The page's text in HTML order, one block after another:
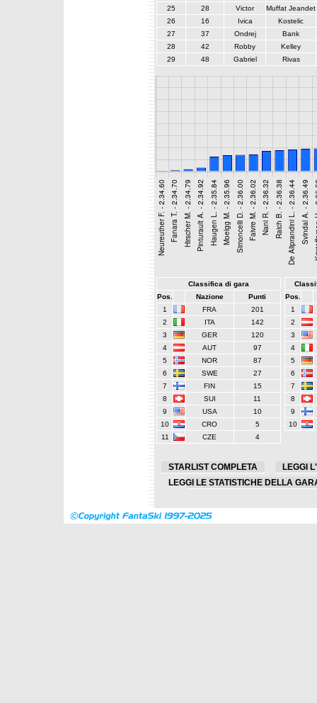
25
28 Victor
Muffat Jeandet
26
16 Ivica
Kostelic
27
37 Ondrej
Bank
28
42 Robby
Kelley
29
48 Gabriel Rivas
Classifica di gara
Pos.
Nazione
Punti
1
FRA
201
2
ITA
142
3
GER
120
4
AUT
97
5
NOR
87
6
SWE
27
7
FIN
15
8
SUI
11
9
USA
10
10
CRO
5
11
CZE 4
Pos.
1
2
3
4
5
6
7
8
9
10
STARLIST COMPLETA
LEGGI
LEGGI LE STATISTICHE DELLA